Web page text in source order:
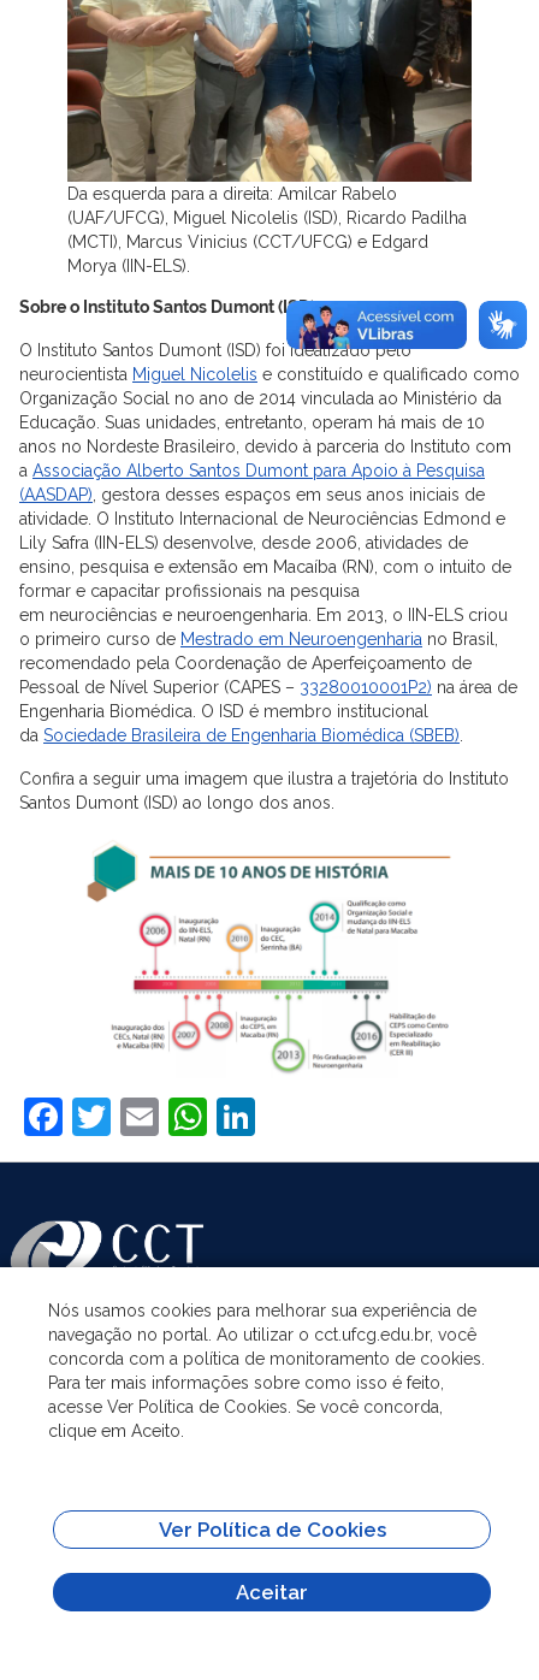
Da esquerda para a direita: Amilcar Rabelo
(UAF/UFCG), Miguel Nicolelis (ISD), Ricardo Padilha
(MCTI), Marcus Vinicius (CCT/UFCG) e Edgard
Morya (IIN-ELS).
Sobre o Instituto Santos Dumont (ISD)
O Instituto Santos Dumont (ISD) foi idealizado pelo
neurocientista Miguel Nicolelis e constituído e qualificado como
Organização Social no ano de 2014 vinculada ao Ministério da
Educação. Suas unidades, entretanto, operam há mais de 10
anos no Nordeste Brasileiro, devido à parceria do Instituto com
a Associação Alberto Santos Dumont para Apoio à Pesquisa
(AASDAP) , gestora desses espaços em seus anos iniciais de
atividade. O Instituto Internacional de Neurociências Edmond e
Lily Safra (IIN-ELS) desenvolve, desde 2006, atividades de
ensino, pesquisa e extensão em Macaíba (RN), com o intuito de
formar e capacitar profissionais na pesquisa
em neurociências e neuroengenharia. Em 2013, o IIN-ELS criou
o primeiro curso de Mestrado em Neuroengenharia no Brasil,
recomendado pela Coordenação de Aperfeiçoamento de
Pessoal de Nível Superior (CAPES – 33280010001P2) na área de
Engenharia Biomédica. O ISD é membro institucional
da Sociedade Brasileira de Engenharia Biomédica (SBEB)
Confira a seguir uma imagem que ilustra a trajetória do Instituto
Santos Dumont (ISD) ao longo dos anos.
Facebook
Twitter
EmailWhatsApp
ASSUNTOS
ACESSO À INFORMAÇÃO
SITES IMPORTANTES
Nós usamos cookies para melhorar sua experiência de
navegação no portal. Ao utilizar o cct.ufcg.edu.br, você
concorda com a política de monitoramento de cookies.
Para ter mais informações sobre como isso é feito,
acesse Ver Política de Cookies. Se você concorda,
clique em Aceito.
Ver Política de Cookies
Aceitar